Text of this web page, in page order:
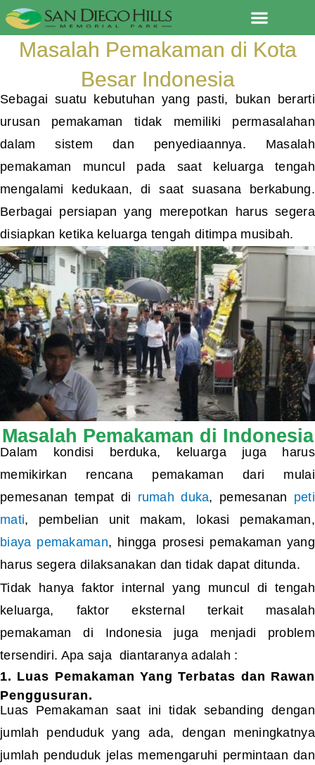
Lewati
ke
kontenMasalah Pemakaman di Kota
Besar Indonesia
Sebagai suatu kebutuhan yang pasti, bukan berarti
urusan pemakaman tidak memiliki permasalahan
dalam sistem dan penyediaannya. Masalah
pemakaman muncul pada saat keluarga tengah
mengalami kedukaan, di saat suasana berkabung.
Berbagai persiapan yang merepotkan harus segera
disiapkan ketika keluarga tengah ditimpa musibah.
Masalah Pemakaman di Indonesia
Dalam kondisi berduka, keluarga juga harus
memikirkan rencana pemakaman dari mulai
pemesanan tempat di rumah duka, pemesanan peti
mati, pembelian unit makam, lokasi pemakaman,
biaya pemakaman, hingga prosesi pemakaman yang
harus segera dilaksanakan dan tidak dapat ditunda.
Tidak hanya faktor internal yang muncul di tengah
keluarga, faktor eksternal terkait masalah
pemakaman di Indonesia juga menjadi problem
tersendiri. Apa saja diantaranya adalah :
1. Luas Pemakaman Yang Terbatas dan Rawan
Penggusuran.
Luas Pemakaman saat ini tidak sebanding dengan
jumlah penduduk yang ada, dengan meningkatnya
jumlah penduduk jelas memengaruhi permintaan dan